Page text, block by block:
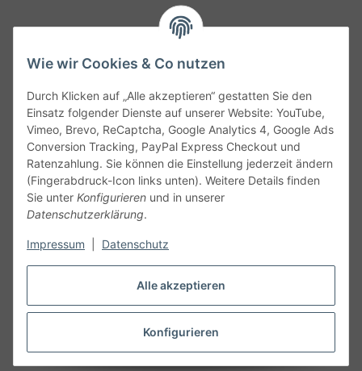
Alle akzeptieren
Konfigurieren
Wie wir Cookies & Co nutzen
Durch Klicken auf „Alle akzeptieren“ gestatten Sie den
Einsatz folgender Dienste auf unserer Website: YouTube,
Vimeo, Brevo, ReCaptcha, Google Analytics 4, Google Ads
Conversion Tracking, PayPal Express Checkout und
Ratenzahlung. Sie können die Einstellung jederzeit ändern
(Fingerabdruck-Icon links unten). Weitere Details finden
Sie unter Konfigurieren und in unserer
Datenschutzerklärung.
Impressum Datenschutz
Service
Gesetzliche Informationen
Alle technischen Angaben ohne Gewähr. Irrtümer und fehlerhafte
Angaben vorbehalten. Wenn Sie Datenblätter oder spezielle
unseren Kundenservice. Abbildungen der Artikel können
Vertrag widerrufen